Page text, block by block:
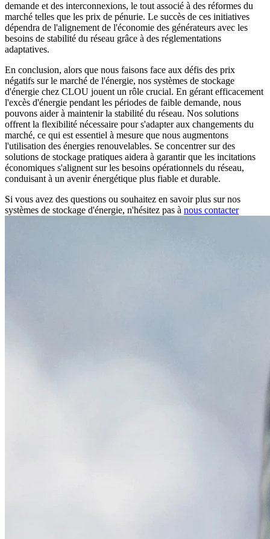
demande et des interconnexions, le tout associé à des réformes du
marché telles que les prix de pénurie. Le succès de ces initiatives
dépendra de l'alignement de l'économie des générateurs avec les
besoins de stabilité du réseau grâce à des réglementations
adaptatives.
En conclusion, alors que nous faisons face aux défis des prix
négatifs sur le marché de l'énergie, nos systèmes de stockage
d'énergie chez CLOU jouent un rôle crucial. En gérant efficacement
l'excès d'énergie pendant les périodes de faible demande, nous
pouvons aider à maintenir la stabilité du réseau. Nos solutions
offrent la flexibilité nécessaire pour s'adapter aux changements du
marché, ce qui est essentiel à mesure que nous augmentons
l'utilisation des énergies renouvelables. Se concentrer sur des
solutions de stockage pratiques aidera à garantir que les incitations
économiques s'alignent sur les besoins opérationnels du réseau,
conduisant à un avenir énergétique plus fiable et durable.
Si vous avez des questions ou souhaitez en savoir plus sur nos
systèmes de stockage d'énergie, n'hésitez pas à nous contacter